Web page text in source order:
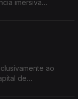
imersiva
ao
de